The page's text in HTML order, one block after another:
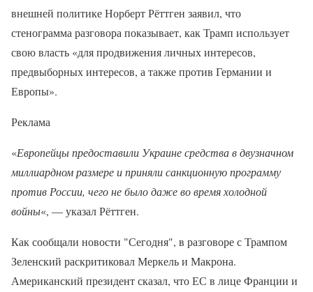
внешней политике Норберт Рёттген заявил, что
стенограмма разговора показывает, как Трамп использует
свою власть «для продвижения личных интересов,
предвыборных интересов, а также против Германии и
Европы».
Реклама
«Европейцы предоставили Украине средства в двузначном
миллиардном размере и приняли санкционную программу
против России, чего не было даже во время холодной
войны«, — указал Рёттген.
Как сообщали новости "Сегодня", в разговоре с Трампом
Зеленский раскритиковал Меркель и Макрона.
Американский президент сказал, что ЕС в лице Франции и